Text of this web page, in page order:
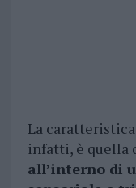
La
infatti, è quella
all’interno di